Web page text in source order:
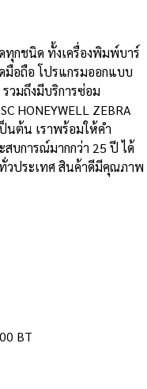
ทุกชนิด ทั้งเครื่องพิมพ์บาร์
มือถือ โปรแกรมออกแบบ
วมถึงมีบริการซ่อม
HONEYWELL ZEBRA
ป็นต้น เราพร้อมให้คำ
บการณ์มากกว่า 25 ปี ได้
ทั่วประเทศ สินค้าดีมีคุณภาพ
BT